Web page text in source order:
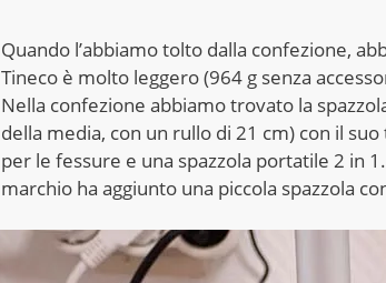
Quando l’abbiamo tolto dalla confezione,
Tineco è molto leggero (964 g senza
Nella confezione abbiamo trovato la
della media, con un rullo di 21 cm) con il
per le fessure e una spazzola portatile 2 in
marchio ha aggiunto una piccola spazzola